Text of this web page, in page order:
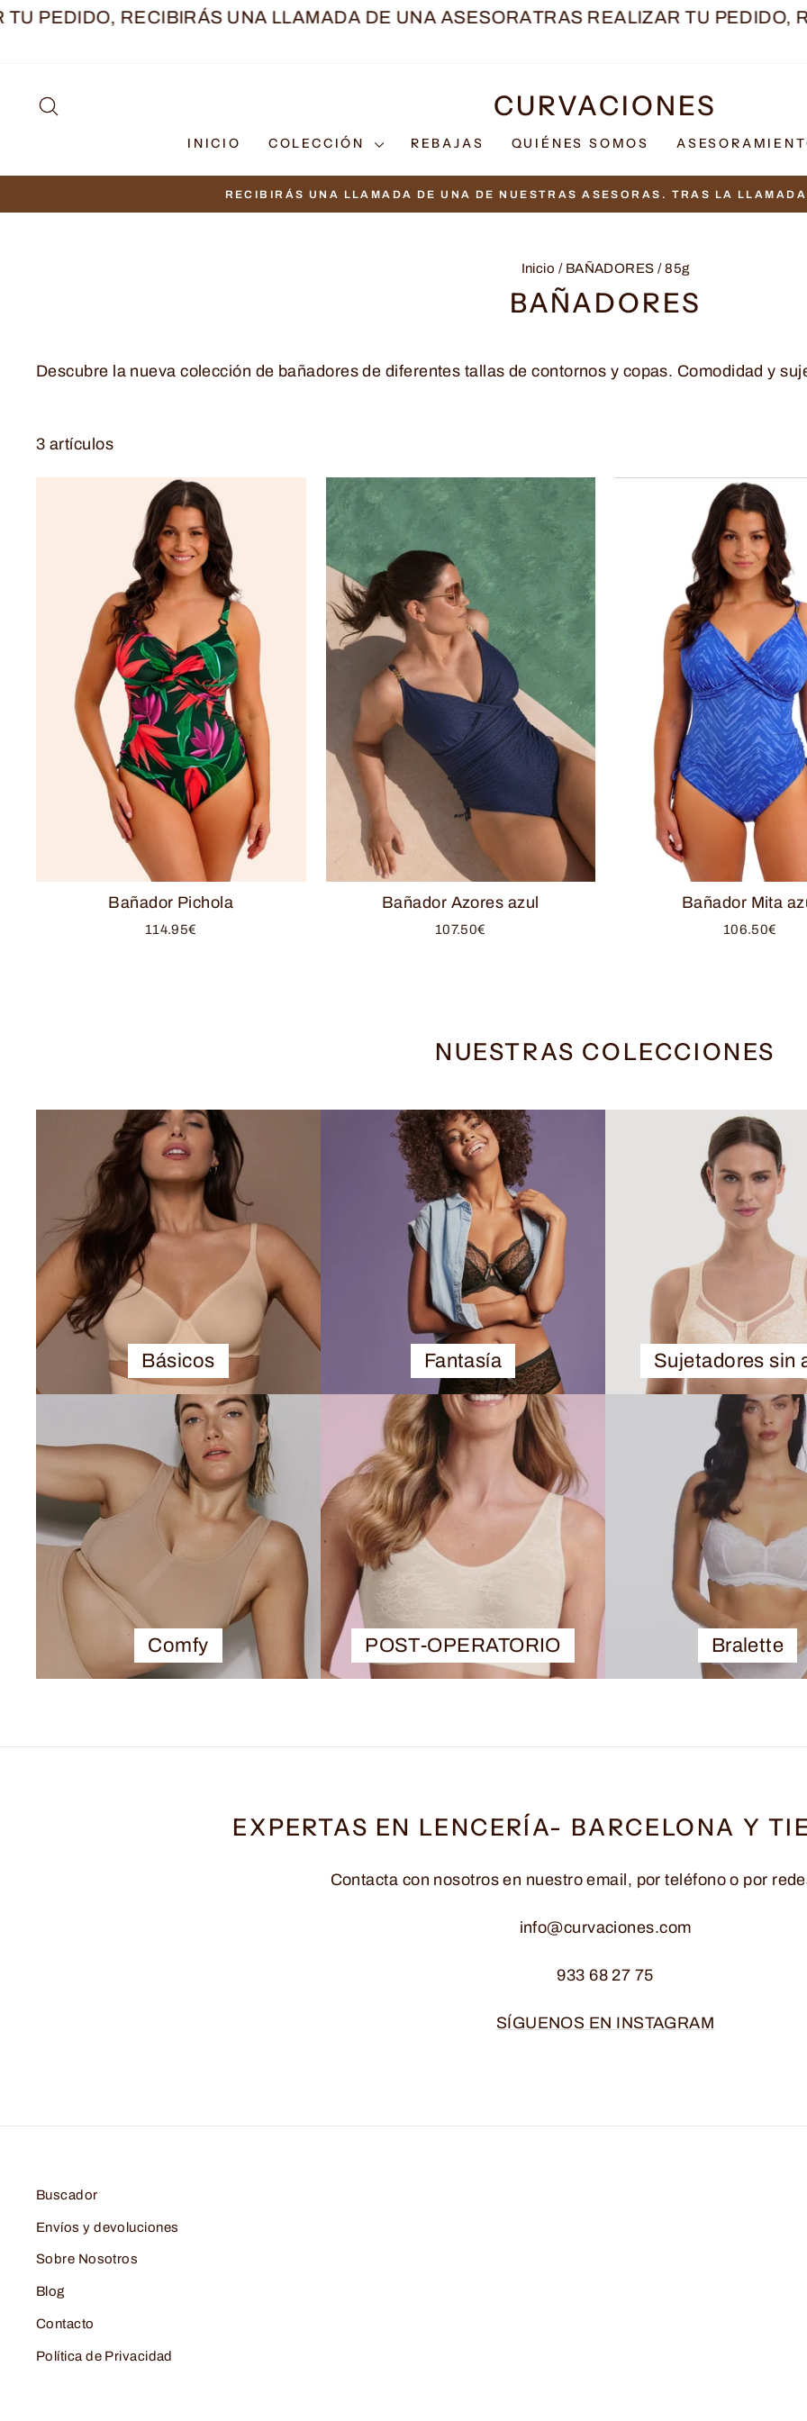
Ir
RECIBIRÁS UNA LLAMADA DE UNA ASESORATRAS REALIZAR TU PEDIDO,
CURVACIONES
INICIO COLECCIÓN REBAJAS QUIÉNES SOMOS
RECIBIRÁS UNA LLAMADA DE UNA DE NUESTRAS ASESORAS. TRAS LA
Inicio / BAÑADORES / 85g
BAÑADORES
Descubre la nueva colección de bañadores de diferentes tallas de contornos y copas. Comodidad y
3 artículos
Bañador Pichola
114.95€
Bañador Azores azul
107.50€
Bañador Mita
106.50€
NUESTRAS COLECCIONES
Básicos Fantasía Sujetadores sin
Comfy POST-OPERATORIO Bralette
EXPERTAS EN LENCERÍA- BARCELONA Y
Contacta con nosotros en nuestro email, por teléfono o por
info@curvaciones.com
933 68 27 75
SÍGUENOS EN INSTAGRAM
Buscador
Envíos y devoluciones
Sobre Nosotros
Blog
Contacto
Política de Privacidad